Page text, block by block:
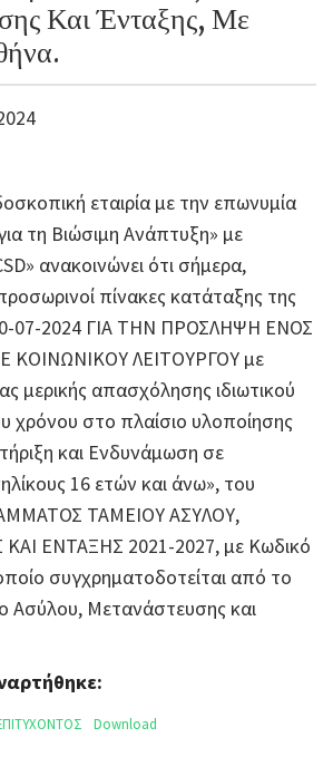
Και Ένταξης, Με
εταιρία με την επωνυμία
τη Βιώσιμη Ανάπτυξη» με
ανακοινώνει ότι σήμερα,
πίνακες κατάταξης της
07-2024 ΓΙΑ ΤΗΝ ΠΡΟΣΛΗΨΗ ΕΝΟΣ
ΚΟΙΝΩΝΙΚΟΥ ΛΕΙΤΟΥΡΓΟΥ με
μερικής απασχόλησης ιδιωτικού
χρόνου στο πλαίσιο υλοποίησης
και Ενδυνάμωση σε
16 ετών και άνω», του
ΤΑΜΕΙΟΥ ΑΣΥΛΟΥ,
ΕΝΤΑΞΗΣ 2021-2027, με Κωδικό
συγχρηματοδοτείται από το
Ασύλου, Μετανάστευσης και
Download